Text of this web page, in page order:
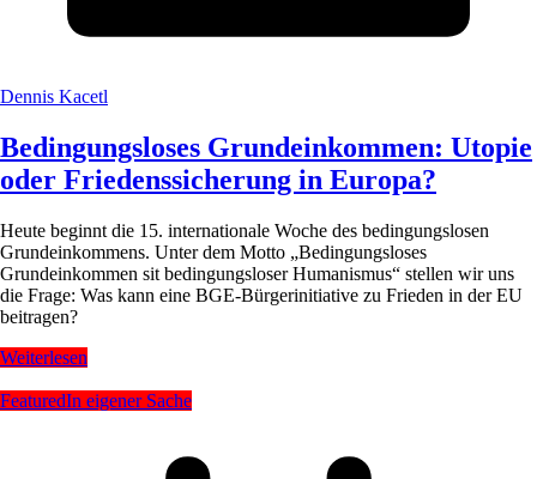
Dennis Kacetl
Bedingungsloses Grundeinkommen: Utopie
oder Friedenssicherung in Europa?
Heute beginnt die 15. internationale Woche des bedingungslosen
Grundeinkommens. Unter dem Motto „Bedingungsloses
Grundeinkommen sit bedingungsloser Humanismus“ stellen wir uns
die Frage: Was kann eine BGE-Bürgerinitiative zu Frieden in der EU
beitragen?
Weiterlesen
FeaturedIn eigener Sache